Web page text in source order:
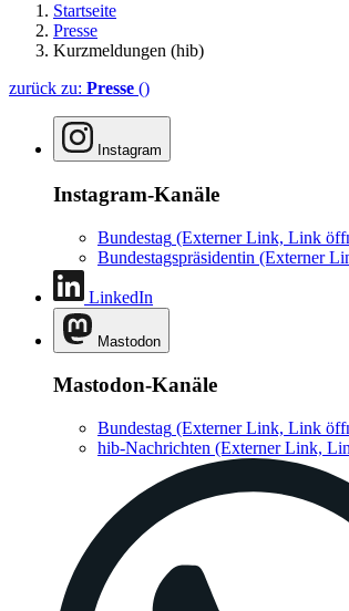
Startseite
Presse
Kurzmeldungen (hib)
zurück zu: Presse ()
Instagram
Instagram-Kanäle
Bundestag (Externer Link, Link
Bundestagspräsidentin (Externer
LinkedIn
Mastodon
Mastodon-Kanäle
Bundestag (Externer Link, Link
hib-Nachrichten (Externer Link,